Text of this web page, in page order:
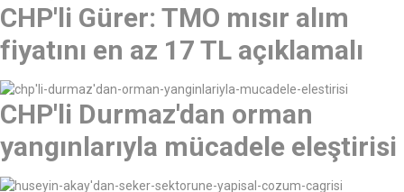
CHP'li Gürer: TMO mısır alım
fiyatını en az 17 TL açıklamalı
CHP'li Durmaz'dan orman
yangınlarıyla mücadele eleştirisi